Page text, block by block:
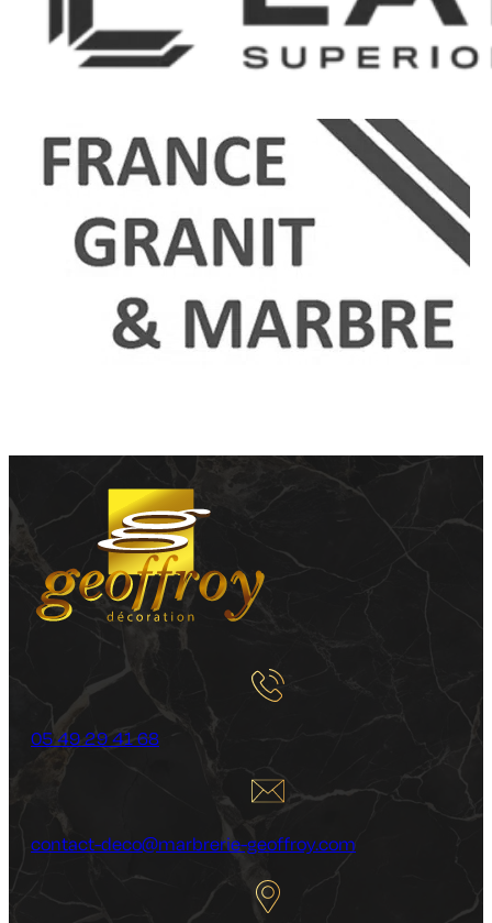
05 49 29 41 68
contact-deco@marbrerie-geoffroy.com